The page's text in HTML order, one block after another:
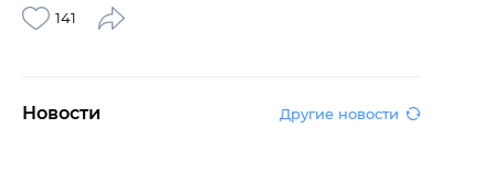
141
Новости Другие новости